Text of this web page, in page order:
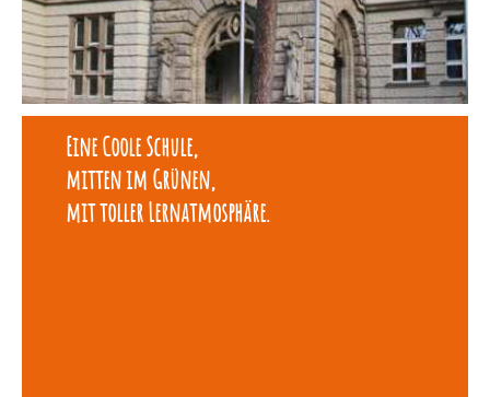
Eine Coole Schule,
mitten im Grünen,
mit toller Lernatmosphäre.